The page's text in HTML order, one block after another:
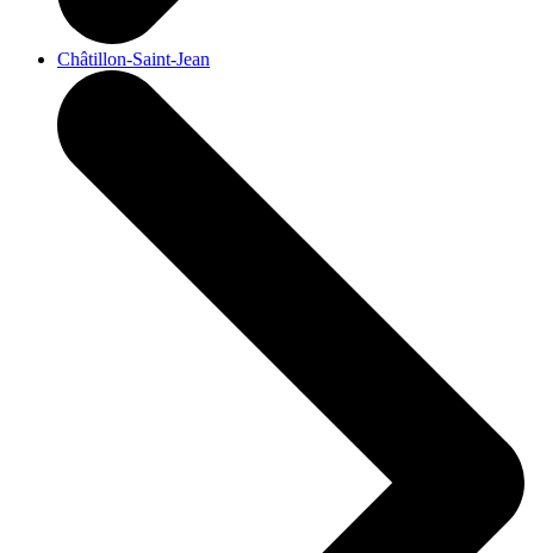
Châtillon-Saint-Jean